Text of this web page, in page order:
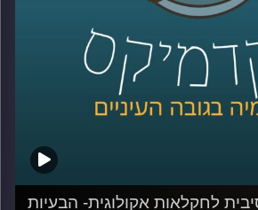
מרקוס מבית הספר לקיימות
חוקרת מערכות לגידול מזון
לחקלאות אקולוגית- הבעיות